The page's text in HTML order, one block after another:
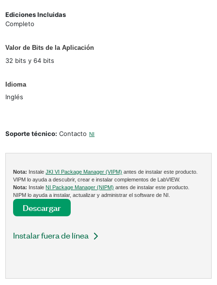
Ediciones Incluidas
Completo
Valor de Bits de la Aplicación
32 bits y 64 bits
Idioma
Inglés
Soporte técnico: Contacto NI
Nota: InstaleJKI VI Package Manager (VIPM) antes de instalar este producto.
VIPM lo ayuda a descubrir, crear e instalar complementos de LabVIEW.
Nota: Instale NI Package Manager (NIPM) antes de instalar este producto.
NIPM lo ayuda a instalar, actualizar y administrar el software de NI.
Descargar
Instalar fuera de línea